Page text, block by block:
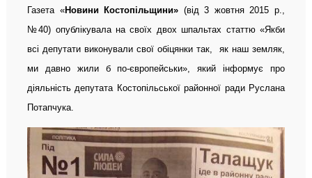
Газета «Новини Костопільщини» (від 3 жовтня 2015 р.,
№40) опублікувала на своїх двох шпальтах статтю «Якби
всі депутати виконували свої обіцянки так, як наш земляк,
ми давно жили б по-європейськи», який інформує про
діяльність депутата Костопільської районної ради Руслана
Потапчука.